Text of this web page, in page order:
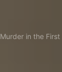
Murder in the First